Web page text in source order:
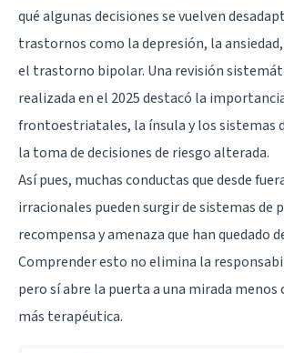
qué algunas decisiones se vuelven
trastornos como ladepresión, la
el trastorno bipolar. Una revisión
realizada en el 2025 destacó la
frontoestriatales, la ínsula y los sistemas
la toma de decisiones de riesgo alterada.
Así pues, muchas conductas que desde
irracionales pueden surgir de sistemas de
recompensa y amenaza que han quedado
Comprender esto no elimina la
pero sí abre la puerta a una mirada
más terapéutica.